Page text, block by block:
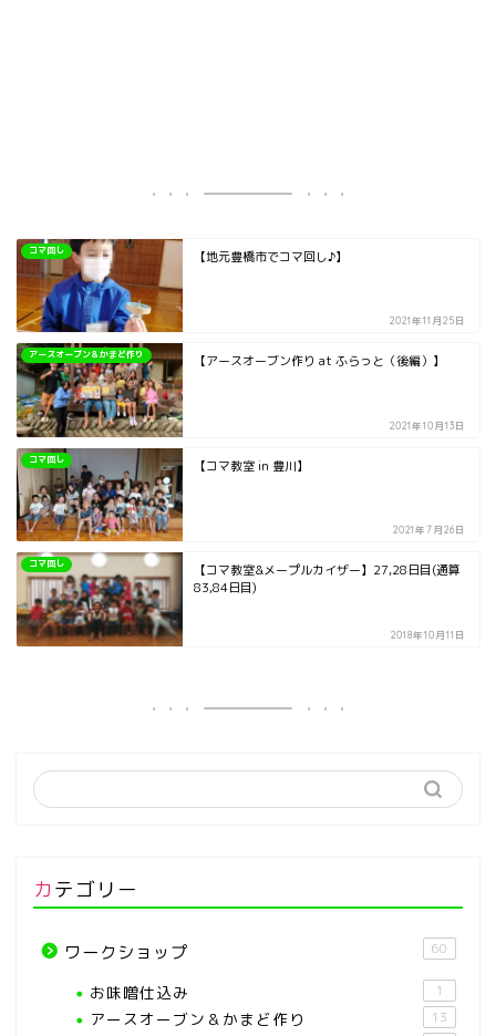
コマ回し 【地元豊橋市でコマ回し♪】
2021年11月25日
アースオーブン＆かまど作り 【アースオーブン作り at ふらっと（後編）】
2021年10月13日
コマ回し 【コマ教室 in 豊川】
2021年7月26日
コマ回し
【コマ教室&メープルカイザー】27,28日目(通算
83,84日目)
2018年10月11日
カテゴリー
ワークショップ 60
お味噌仕込み 1
アースオーブン＆かまど作り 13